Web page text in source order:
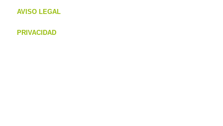
AVISO LEGAL
PRIVACIDAD